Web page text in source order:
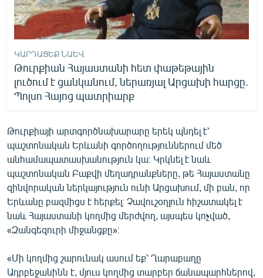
ԿԱՐԴԱՑԵՔ ՆԱԵՎ
Թուրքիան Հայաստանի հետ փաթեթային
լուծում է ցանկանում, ներառյալ Արցախի հարցը.
Պոլսո Հայոց պատրիարք
Թուրքիայի արտգործնախարարը երեկ պնդել է՝
պաշտոնական Երևանի գործողություններում մեծ
անհամապատասխանություն կա։ Կրկնել է նաև
պաշտոնական Բաքվի մեղադրանքները, թե Հայաստանը
զինվորական ներկայություն ունի Արցախում, մի բան, որ
Երևանը բազմիցս է հերքել։ Չավուշօղլուն հիշատակել է
նաև Հայաստանի կողմից մերժվող, այսպես կոչված,
«Զանգեզուրի միջանցքը»։
«Մի կողմից շարունակ ասում եք՝ Ղարաբաղը
Ադրբեջանինն է, մյուս կողմից տարբեր ճանապարհներով,